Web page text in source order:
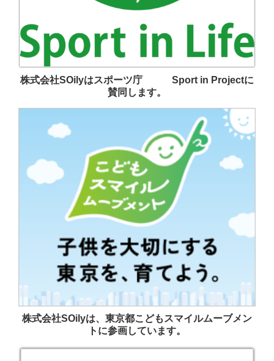
株式会社SOilyはスポーツ庁 Sport in Projectに
賛同します。
株式会社SOilyは、東京都こどもスマイルムーブメン
トに参画しています。